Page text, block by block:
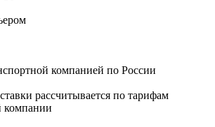
компанией по России
рассчитывается по тарифам
компании